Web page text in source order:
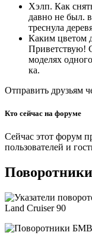
Хэлп. Как
давно не был.
треснула
Каким цветом
Приветствую!
моделях
ка.
Отправить друзьям
Кто сейчас на форуме
Сейчас этот форум
пользователей и